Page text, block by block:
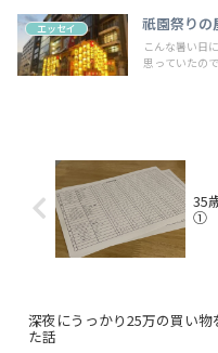
エッセイ 祇園祭りの
こんな暑い日
思っていたの
35
①
深夜にうっかり25万の買い物
た話